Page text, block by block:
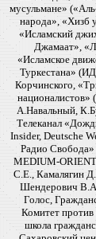
мусульмане»
народа», «Хизб
«Исламский
Джамаат»,
«Исламское
Туркестана»
Корчинского,
А.Навальный,
Телеканал
Insider, Deutsche
Радио Свобода»
MEDIUM-
С.Е., Камалягин
Шендерович
Голос,
Комитет
школа